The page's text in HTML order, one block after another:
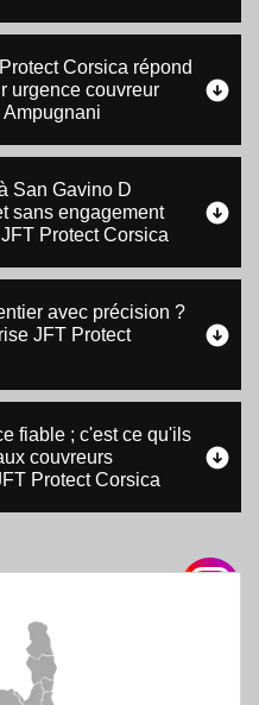
Corsica répond
urgence couvreur
San Gavino D
sans engagement
Protect Corsica
avec précision ?
JFT Protect
fiable ; c'est ce qu'ils
couvreurs
Protect Corsica